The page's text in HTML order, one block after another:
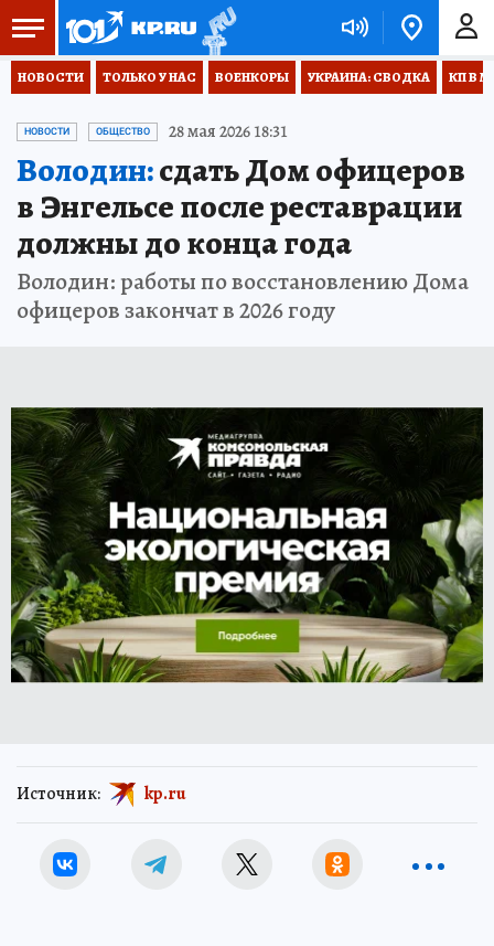
НОВОСТИ ТОЛЬКО У НАС ВОЕНКОРЫ УКРАИНА: СВОДКА КП В
НОВОСТИ ОБЩЕСТВО 28 мая 2026 18:31
Володин:сдать Дом офицеров
в Энгельсе после реставрации
должны до конца года
Володин: работы по восстановлению Дома
офицеров закончат в 2026 году
Источник: kp.ru